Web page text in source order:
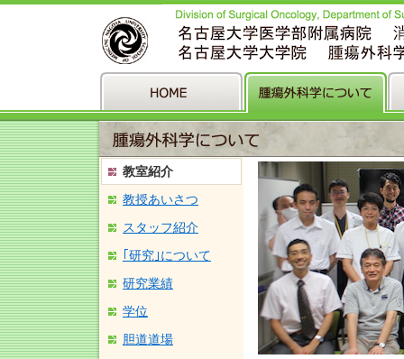
ホーム 腫瘍外科学について 診療案内
教室紹介
教授あいさつ
スタッフ紹介
｢研究｣について
研究業績
学位
胆道道場